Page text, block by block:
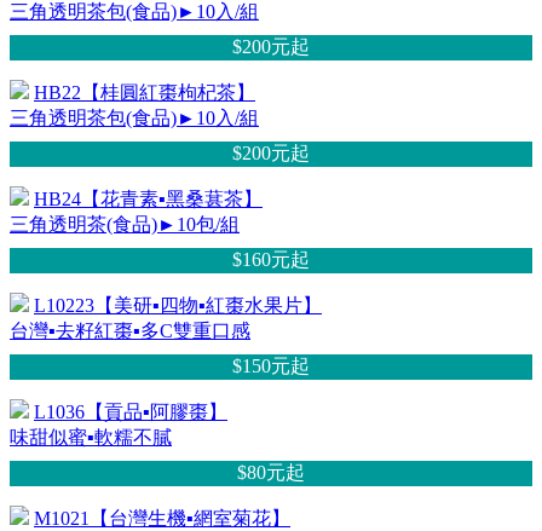
三角透明茶包(食品)►10入/組
$200元起
HB22【桂圓紅棗枸杞茶】
三角透明茶包(食品)►10入/組
$200元起
HB24【花青素▪黑桑葚茶】
三角透明茶(食品)►10包/組
$160元起
L10223【美研▪四物▪紅棗水果片】
台灣▪去籽紅棗▪多C雙重口感
$150元起
L1036【貢品▪阿膠棗】
味甜似蜜▪軟糯不膩
$80元起
M1021【台灣生機▪網室菊花】